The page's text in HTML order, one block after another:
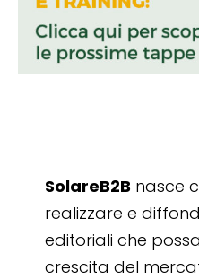
SolareB2B nasce
realizzare e
editoriali che
crescita del